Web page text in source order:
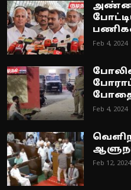
Feb 4, 2024
போதை
Feb 4, 2024
Feb 12, 2024